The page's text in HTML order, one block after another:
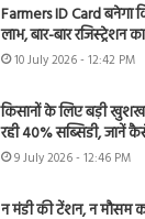
Farmers ID Card बनेगा
लाभ, बार-बार
10 July 2026 - 12:42 PM
किसानों के लिए बड़ी
रही 40% सब्सिडी, जानें
9 July 2026 - 12:46 PM
न मंडी की टेंशन, न मौसम